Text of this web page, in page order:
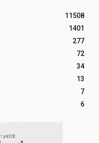
11508
1401
277
72
34
13
7
6